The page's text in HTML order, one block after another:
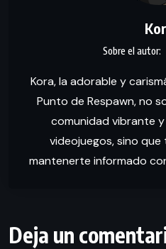
Kora, la adorable y
Punto de Respawn, no
comunidad vibrante
videojuegos, sino
mantenerte informado
Deja un